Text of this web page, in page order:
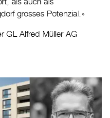
als auch als
grosses Potenzial.»
GL Alfred Müller AG